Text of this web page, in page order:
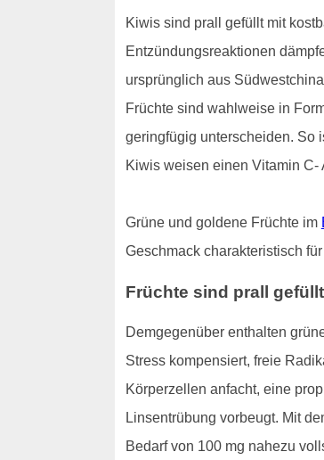
Kiwis sind prall gefüllt mit
Entzündungsreaktionen
ursprünglich aus
Früchte sind wahlweise in
geringfügig unterscheiden. So
Kiwis weisen einen Vitamin C-
Grüne und goldene Früchte im
Geschmack charakteristisch
Früchte sind prall
Demgegenüber enthalten
Stress kompensiert, freie
Körperzellen anfacht, eine
Linsentrübung vorbeugt. Mit
Bedarf von 100 mg nahezu